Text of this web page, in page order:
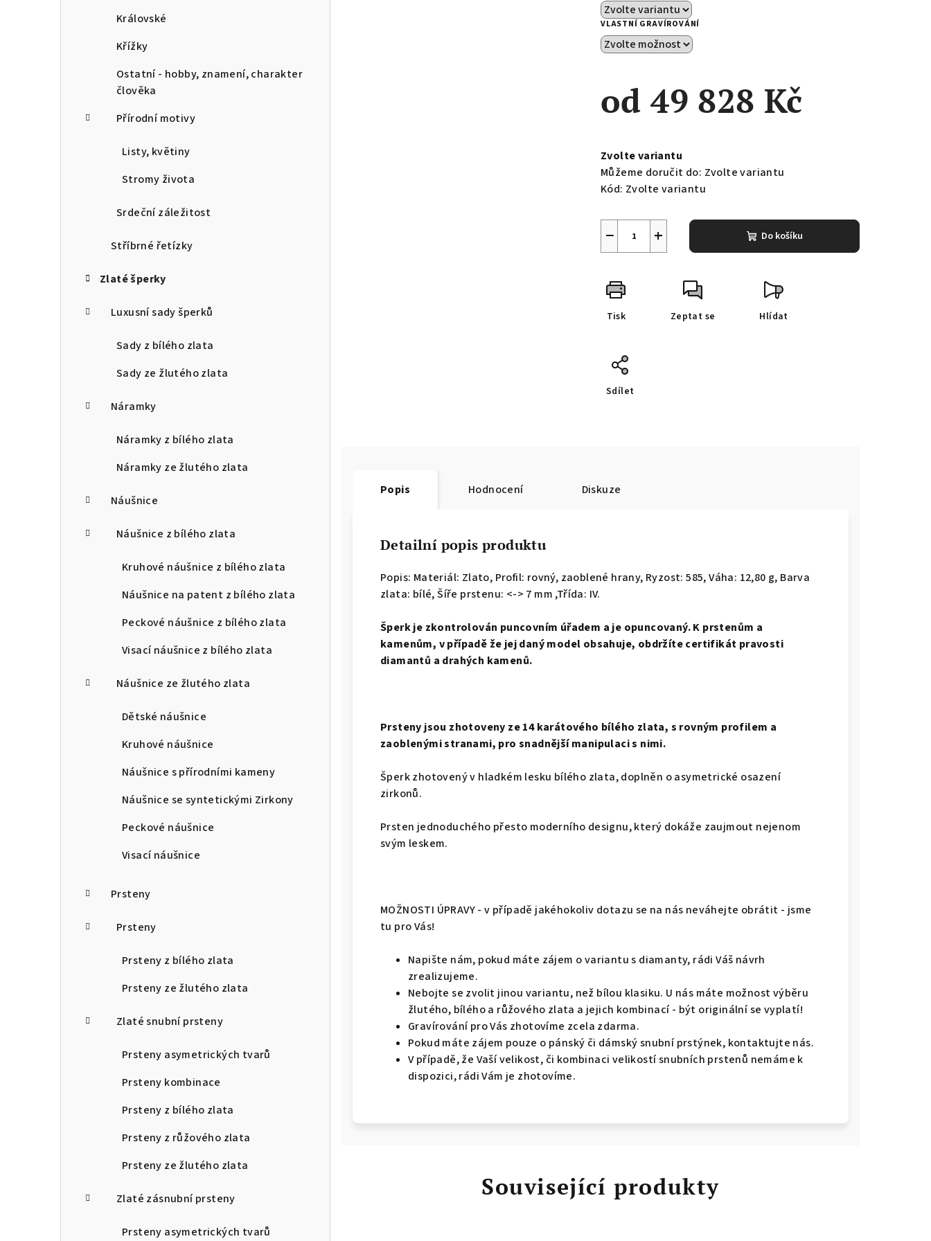
Královské
Křížky
Ostatní - hobby, znamení, charakter
člověka
Přírodní motivy
Listy, květiny
Stromy života
Srdeční záležitost
Stříbrné řetízky
Zlaté šperky
Luxusní sady šperků
Sady z bílého zlata
Sady ze žlutého zlata
Náramky
Náramky z bílého zlata
Náramky ze žlutého zlata
Náušnice
Náušnice z bílého zlata
Kruhové náušnice z bílého zlata
Náušnice na patent z bílého zlata
Peckové náušnice z bílého zlata
Visací náušnice z bílého zlata
Náušnice ze žlutého zlata
Dětské náušnice
Kruhové náušnice
Náušnice s přírodními kameny
Náušnice se syntetickými Zirkony
Peckové náušnice
Visací náušnice
Prsteny
Prsteny
Prsteny z bílého zlata
Prsteny ze žlutého zlata
Zlaté snubní prsteny
Prsteny asymetrických tvarů
Prsteny kombinace
Prsteny z bílého zlata
Prsteny z růžového zlata
Prsteny ze žlutého zlata
Zlaté zásnubní prsteny
Prsteny asymetrických tvarů
VLASTNÍ GRAVÍROVÁNÍ
od49 828 Kč
cena:
Zvolte variantu
Můžeme doručit do: Zvolte variantu
Kód: Zvolte variantu
+
− Do košíku
Tisk Zeptat se Hlídat
Sdílet
Popis Hodnocení Diskuze
Detailní popis produktu
Popis: Materiál: Zlato, Profil: rovný, zaoblené hrany, Ryzost: 585, Váha: 12,80 g, Barva
zlata: bílé, Šíře prstenu: <-> 7 mm ,Třída: IV.
Šperk je zkontrolován puncovním úřadem a je opuncovaný. K prstenům a
kamenům, v případě že jej daný model obsahuje, obdržíte certifikát pravosti
diamantů a drahých kamenů.
Prsteny jsou zhotoveny ze 14 karátového bílého zlata, s rovným profilem a
zaoblenými stranami, pro snadnější manipulaci s nimi.
Šperk zhotovený v hladkém lesku bílého zlata, doplněn o asymetrické osazení
zirkonů.
Prsten jednoduchého přesto moderního designu, který dokáže zaujmout nejenom
svým leskem.
MOŽNOSTI ÚPRAVY - v případě jakéhokoliv dotazu se na nás neváhejte obrátit - jsme
tu pro Vás!
Napište nám, pokud máte zájem o variantu s diamanty, rádi Váš návrh
zrealizujeme.
Nebojte se zvolit jinou variantu, než bílou klasiku. U nás máte možnost výběru
žlutého, bílého a růžového zlata a jejich kombinací - být originální se vyplatí!
Gravírování pro Vás zhotovíme zcela zdarma.
Pokud máte zájem pouze o pánský či dámský snubní prstýnek, kontaktujte nás.
V případě, že Vaší velikost, či kombinaci velikostí snubních prstenů nemáme k
dispozici, rádi Vám je zhotovíme.
Související produkty